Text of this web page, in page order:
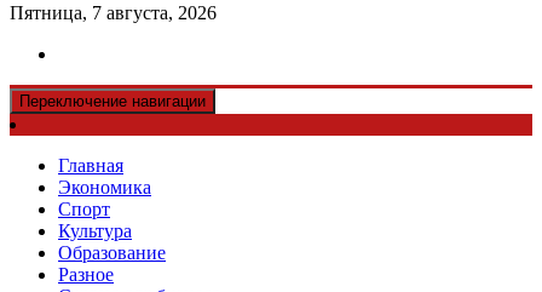
Пятница, 7 августа, 2026
Переключение навигации
Главная
Экономика
Спорт
Культура
Образование
Разное